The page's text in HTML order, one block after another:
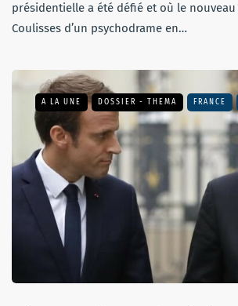
présidentielle a été défié et où le
Coulisses d’un psychodrame en…
A LA UNE DOSSIER - THEMA FRANCE